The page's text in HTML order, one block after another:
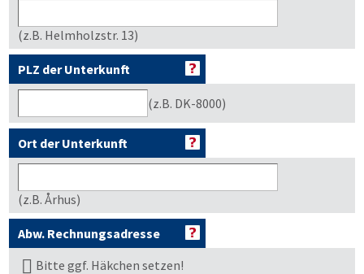
(z.B. Helmholzstr. 13)
PLZ der Unterkunft
(z.B. DK-8000)
Ort der Unterkunft
(z.B. Århus)
Abw. Rechnungsadresse
Bitte ggf. Häkchen setzen!